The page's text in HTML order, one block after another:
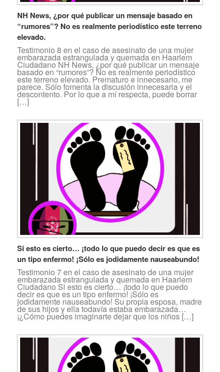
NH News, ¿por qué publicar un mensaje basado en
“rumores”? No es realmente periodístico este terreno
elevado.
Testimonio 8 en el caso de asesinato de una mujer
embarazada estrangulada y quemada en Haarlem
Ciudadano NH News, ¿por qué publicar un mensaje
basado en “rumores”? No es realmente periodístico
este terreno elevado. Prematuro e innecesario, me
parece. Sólo fomenta la discusión innecesaria y el
descontento. Por lo que a mí respecta, puede borrar
[…]
Si esto es cierto… ¡todo lo que puedo decir es que es
un tipo enfermo! ¡Sólo es jodidamente nauseabundo!
Testimonio 7 en el caso de asesinato de una mujer
embarazada estrangulada y quemada en Haarlem
Ciudadano Si esto es cierto… ¡todo lo que puedo
decir es que es un tipo enfermo! ¡Sólo es
jodidamente nauseabundo! Su propia esposa, madre
de sus hijos y ella todavía estaba embarazada…
¡¿Cómo puedes imaginarte dejar que los niños […]